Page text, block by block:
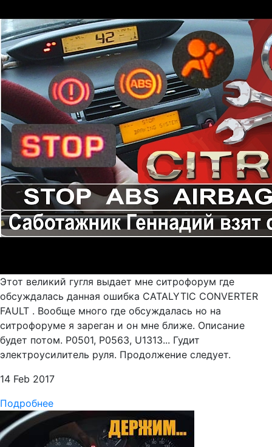
Этот великий гугля выдает мне ситрофорум где
обсуждалась данная ошибка CATALYTIC CONVERTER
FAULT . Вообще много где обсуждалась но на
ситрофоруме я зареган и он мне ближе. Описание
будет потом. P0501, P0563, U1313... Гудит
электроусилитель руля. Продолжение следует.
14 Feb 2017
Подробнее